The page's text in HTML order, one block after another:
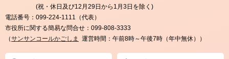
(祝・休日及び12月29日から1月3日を除く)
電話番号： 099-224-1111（代表）
市役所に関する簡易な問合せ： 099-808-3333
（サンサンコールかごしま 運営時間：午前8時～午後7時（年中無休））